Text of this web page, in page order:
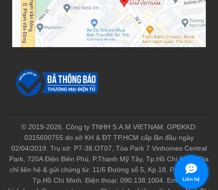
© 2019-2026. Công ty TNHH S.A.M VIETNAM. GPĐKKD:
0315600755 do sở KH & ĐT TP.HCM cấp lần đầu ngày
02/04/2019. Trụ sở: P7-38.OT07, Tòa Park 7 Vinhomes Central
Park, 720A Điện Biên Phủ, P.Thạnh Mỹ Tây, Tp.Hồ Chí Minh. Địa
chỉ liên hệ & gửi chứng từ: 11/6 Đường số 5, Kp.18, P.Linh Xuân,
Tp.Hồ Chí Minh. Điện thoại: 090.138.1004. Email:Liên hệ